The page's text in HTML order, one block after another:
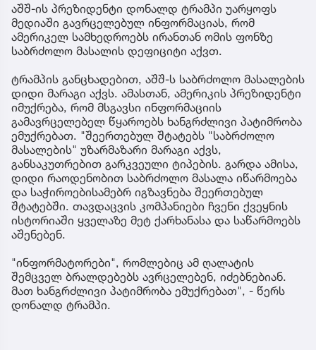
აშშ-ის პრეზიდენტი დონალდ ტრამპი უარყოფს
მედიაში გავრცელებულ ინფორმაციას, რომ
ამერიკელ სამხედროებს ირანთან ომის ფონზე
საბრძოლო მასალის დეფიციტი აქვთ.
ტრამპის განცხადებით, აშშ-ს საბრძოლო მასალების
დიდი მარაგი აქვს. ამასთან, ამერიკის პრეზიდენტი
იმუქრება, რომ მსგავსი ინფორმაციის
გამავრცელებელ წყაროებს ხანგრძლივი პატიმრობა
ემუქრებათ. "შეერთებულ შტატებს "საბრძოლო
მასალების" უზარმაზარი მარაგი აქვს,
განსაკუთრებით გარკვეული ტიპების. გარდა ამისა,
დიდი რაოდენობით საბრძოლო მასალა იწარმოება
და საჭიროებისამებრ იგზავნება შეერთებულ
შტატებში. თავდაცვის კომპანიები ჩვენი ქვეყნის
ისტორიაში ყველაზე მეტ ქარხანასა და საწარმოებს
აშენებენ.
"ინფორმატორები", რომლებიც ამ ღალატის
შემცველ ბრალდებებს ავრცელებენ, იძებნებიან.
მათ ხანგრძლივი პატიმრობა ემუქრებათ", - წერს
დონალდ ტრამპი.